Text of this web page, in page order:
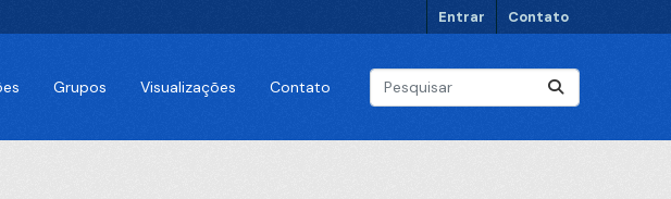
Entrar Contato
Grupos Visualizações Contato